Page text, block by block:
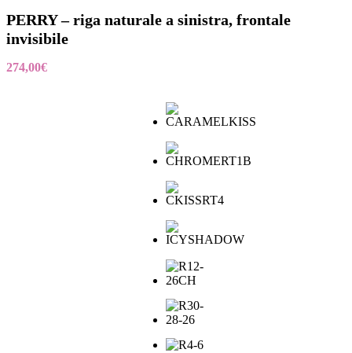
PERRY – riga naturale a sinistra, frontale
invisibile
274,00€